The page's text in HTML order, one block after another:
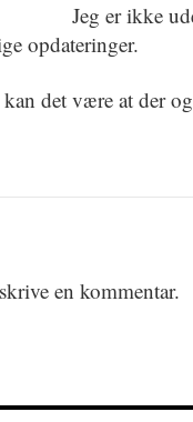
Jeg er ikke
opdateringer.
det være at der
en kommentar.